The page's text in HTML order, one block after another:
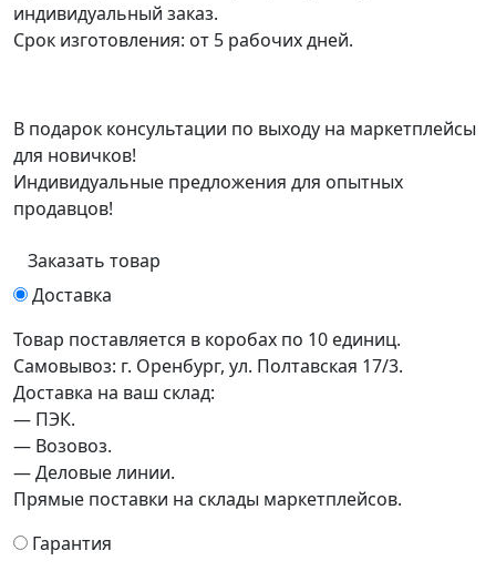
индивидуальный заказ.
Срок изготовления: от 5 рабочих дней.
В подарок консультации по выходу на маркетплейсы
для новичков!
Индивидуальные предложения для опытных
продавцов!
Заказать товар
Доставка
Товар поставляется в коробах по 10 единиц.
Самовывоз: г. Оренбург, ул. Полтавская 17/3.
Доставка на ваш склад:
— ПЭК.
— Возовоз.
— Деловые линии.
Прямые поставки на склады маркетплейсов.
Гарантия